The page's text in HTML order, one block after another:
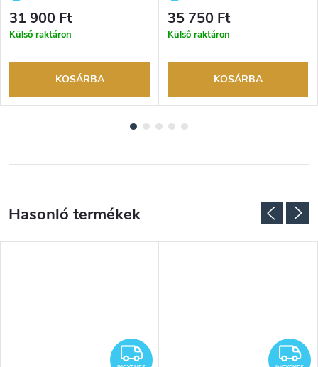
visszaküldési lehetőség. Hivatalos
márkakereskedő.
31 900 Ft
Külső raktáron
KOSÁRBA
visszaküldési lehetőség. Hivatalos
márkakereskedő.
35 750 Ft
Külső raktáron
KOSÁRBA
INGYENES